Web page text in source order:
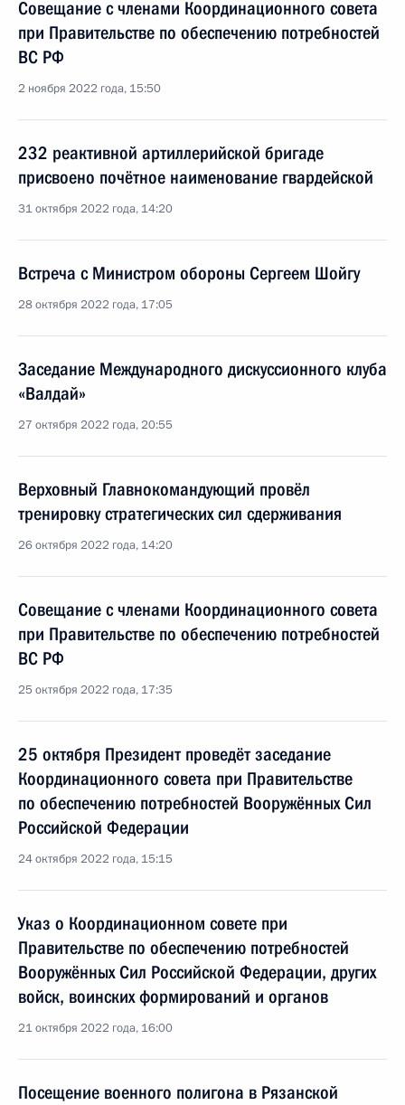
Совещание с членами Координационного совета
при Правительстве по обеспечению потребностей
ВС РФ
2 ноября 2022 года, 15:50
232 реактивной артиллерийской бригаде
присвоено почётное наименование гвардейской
31 октября 2022 года, 14:20
Встреча с Министром обороны Сергеем Шойгу
28 октября 2022 года, 17:05
Заседание Международного дискуссионного клуба
«Валдай»
27 октября 2022 года, 20:55
Верховный Главнокомандующий провёл
тренировку стратегических сил сдерживания
26 октября 2022 года, 14:20
Совещание с членами Координационного совета
при Правительстве по обеспечению потребностей
ВС РФ
25 октября 2022 года, 17:35
25 октября Президент проведёт заседание
Координационного совета при Правительстве
по обеспечению потребностей Вооружённых Сил
Российской Федерации
24 октября 2022 года, 15:15
Указ о Координационном совете при
Правительстве по обеспечению потребностей
Вооружённых Сил Российской Федерации, других
войск, воинских формирований и органов
21 октября 2022 года, 16:00
Посещение военного полигона в Рязанской